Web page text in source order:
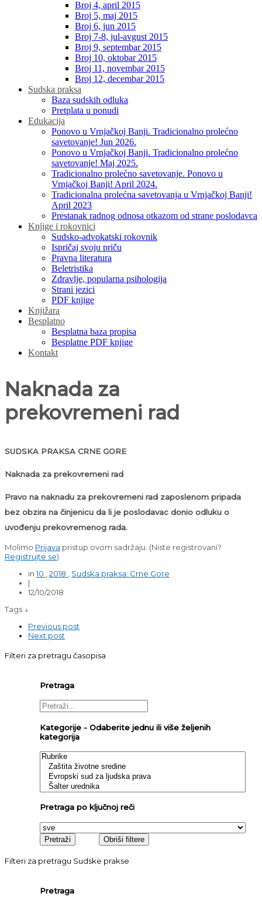
Broj 4, april 2015
Broj 5, maj 2015
Broj 6, jun 2015
Broj 7-8, jul-avgust 2015
Broj 9, septembar 2015
Broj 10, oktobar 2015
Broj 11, novembar 2015
Broj 12, decembar 2015
Sudska praksa
Baza sudskih odluka
Pretplata u ponudi
Edukacija
Ponovo u Vrnjačkoj Banji. Tradicionalno prolećno
savetovanje! Jun 2026.
Ponovo u Vrnjačkoj Banji. Tradicionalno prolećno
savetovanje! Maj 2025.
Tradicionalno prolećno savetovanje. Ponovo u
Vrnjačkoj Banji! April 2024.
Tradicionalna prolećna savetovanja u Vrnjačkoj Banji!
April 2023
Prestanak radnog odnosa otkazom od strane poslodavca
Knjige i rokovnici
Sudsko-advokatski rokovnik
Ispričaj svoju priču
Pravna literatura
Beletristika
Zdravlje, popularna psihologija
Strani jezici
PDF knjige
Knjižara
Besplatno
Besplatna baza propisa
Besplatne PDF knjige
Kontakt
Naknada za
prekovremeni rad
SUDSKA PRAKSA CRNE GORE
Naknada za prekovremeni rad
Pravo na naknadu za prekovremeni rad zaposlenom pripada
bez obzira na činjenicu da li je poslodavac donio odluku o
uvođenju prekovremenog rada.
Molimo Prijava pristup ovom sadržaju. (Niste registrovani?
Registrujte se)
in10 2018
Sudska praksa: Crne Gore
|
12/10/2018
Tags ↓
Previous post
Next post
Filteri za pretragu časopisa
Pretraga
Kategorije - Odaberite jednu ili više željenih
kategorija
Pretraga po ključnoj reči
Filteri za pretragu Sudske prakse
Pretraga